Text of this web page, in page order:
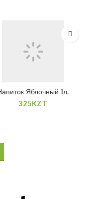
Яблочный 1л.
325KZT